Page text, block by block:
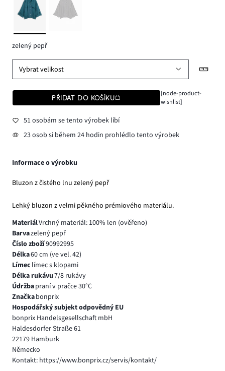
zelený pepř
Vybrat velikost
PŘIDAT DO KOŠÍKU
[node-product-
wishlist]
51 osobám se tento výrobek líbí
23 osob si během 24 hodin prohlédlo tento výrobek
Informace o výrobku
Bluzon z čistého lnu zelený pepř
Lehký bluzon z velmi pěkného prémiového materiálu.
MateriálVrchný materiál: 100% len (ověřeno)
Barvazelený pepř
Číslo zboží90992995
Délka60 cm (ve vel. 42)
Límec límec s klopami
Délka rukávu7/8 rukávy
Údržbapraní v pračce 30°C
Značkabonprix
Hospodářský subjekt odpovědný EU
bonprix Handelsgesellschaft mbH
Haldesdorfer Straße 61
22179 Hamburk
Německo
Kontakt: https://www.bonprix.cz/servis/kontakt/